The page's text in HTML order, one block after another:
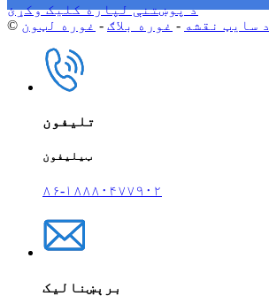
د پوښتنې لپاره کلیک وکړئ
د سایټ نقشه - غوره بلاګ - غوره لټون
تلیفون
ټیلیفون
۸۶-۱۸۸۸۰۴۷۷۹۰۲
برېښنالیک